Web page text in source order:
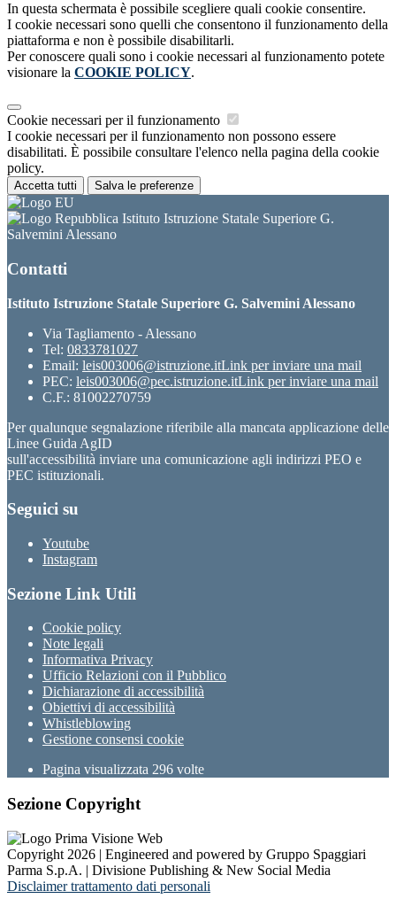
In questa schermata è possibile scegliere quali cookie consentire.
I cookie necessari sono quelli che consentono il funzionamento della
piattaforma e non è possibile disabilitarli.
Per conoscere quali sono i cookie necessari al funzionamento potete
visionare la COOKIE POLICY.
Cookie necessari per il funzionamento
I cookie necessari per il funzionamento non possono essere
disabilitati. È possibile consultare l'elenco nella pagina della cookie
policy.
Accetta tutti Salva le preferenze
Istituto Istruzione Statale Superiore G.
Salvemini Alessano
Contatti
Istituto Istruzione Statale Superiore G. Salvemini Alessano
Via Tagliamento - Alessano
Tel: 0833781027
Email: leis003006@istruzione.itLink per inviare una mail
PEC: leis003006@pec.istruzione.itLink per inviare una mail
C.F.: 81002270759
Per qualunque segnalazione riferibile alla mancata applicazione delle
Linee Guida AgID
sull'accessibilità inviare una comunicazione agli indirizzi PEO e
PEC istituzionali.
Seguici su
Youtube
Instagram
Sezione Link Utili
Cookie policy
Note legali
Informativa Privacy
Ufficio Relazioni con il Pubblico
Dichiarazione di accessibilità
Obiettivi di accessibilità
Whistleblowing
Gestione consensi cookie
Pagina visualizzata 296 volte
Sezione Copyright
Copyright 2026 | Engineered and powered by Gruppo Spaggiari
Parma S.p.A. | Divisione Publishing & New Social Media
Disclaimer trattamento dati personali